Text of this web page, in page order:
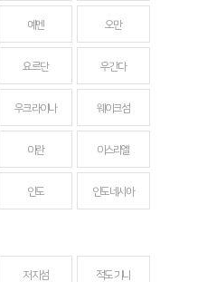
예멘 오만
요르단 우간다
우크라이나 웨이크섬
이란 이스라엘
인도 인도네시아
저지섬 적도 기니